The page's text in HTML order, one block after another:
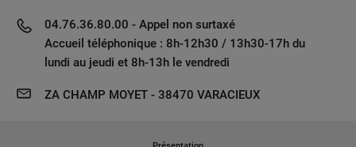
04.76.36.80.00 - Appel non surtaxé
Accueil téléphonique : 8h-12h30 / 13h30-17h du
lundi au jeudi et 8h-13h le vendredi
ZA CHAMP MOYET - 38470 VARACIEUX